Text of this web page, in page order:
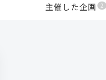
主催した企画 2